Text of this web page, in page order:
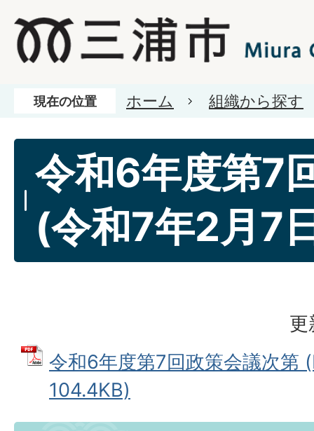
現在の位置 ホーム 組織から探す
令和6年度第7
(令和7年2月7
更
令和6年度第7回政策会議次第
104.4KB)